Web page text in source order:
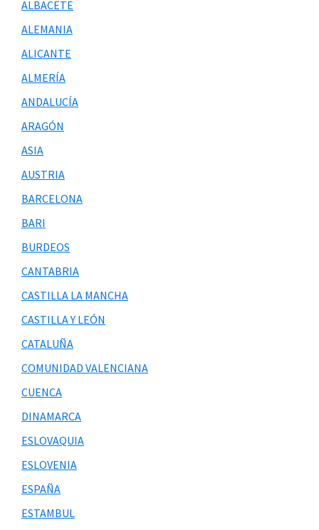
ALBACETE
ALEMANIA
ALICANTE
ALMERÍA
ANDALUCÍA
ARAGÓN
ASIA
AUSTRIA
BARCELONA
BARI
BURDEOS
CANTABRIA
CASTILLA LA MANCHA
CASTILLA Y LEÓN
CATALUÑA
COMUNIDAD VALENCIANA
CUENCA
DINAMARCA
ESLOVAQUIA
ESLOVENIA
ESPAÑA
ESTAMBUL